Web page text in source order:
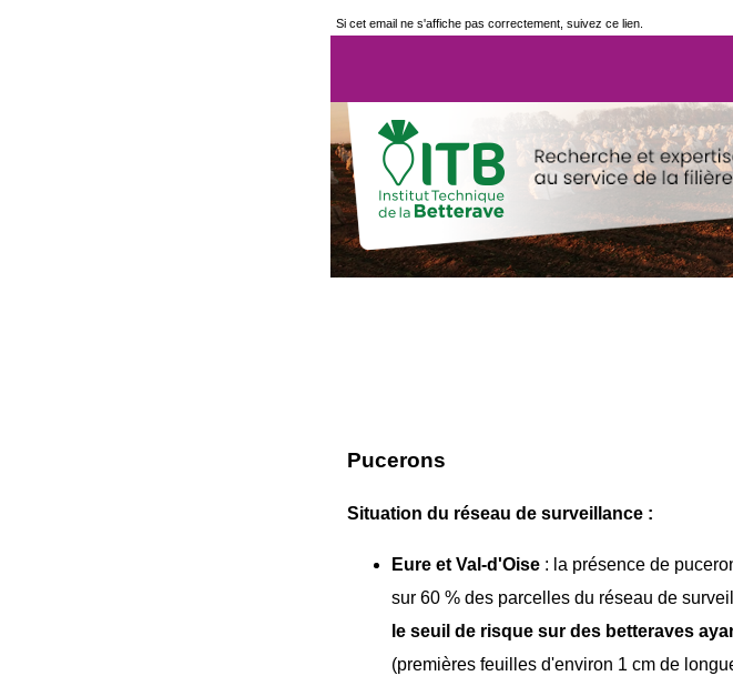
Si cet email ne s'affiche pas correctement, suivez ce lien.
Pucerons
Situation du réseau de surveillance :
Eure et Val -d'Oise : la présence de
sur 60 % des parcelles du réseau de
le seuil de risque sur des betteraves
(premières feuilles d'environ 1 cm de